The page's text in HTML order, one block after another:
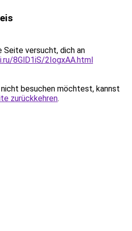
Seite versucht, dich an
8GlD1iS/2IogxAA.html
besuchen möchtest, kannst
zurückkehren.